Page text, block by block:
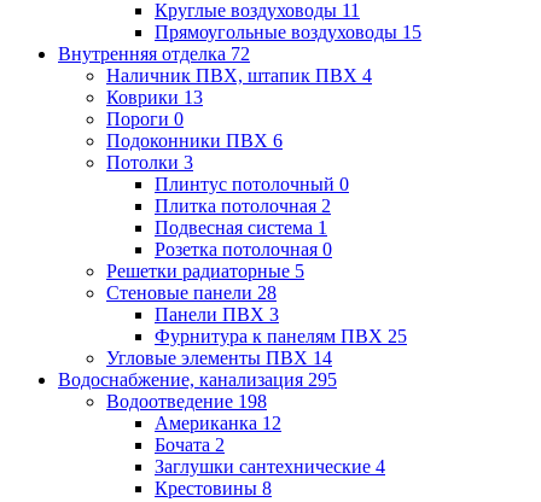
Круглые воздуховоды 11
Прямоугольные воздуховоды 15
Внутренняя отделка 72
Наличник ПВХ, штапик ПВХ 4
Коврики 13
Пороги 0
Подоконники ПВХ 6
Потолки 3
Плинтус потолочный 0
Плитка потолочная 2
Подвесная система 1
Розетка потолочная 0
Решетки радиаторные 5
Стеновые панели 28
Панели ПВХ 3
Фурнитура к панелям ПВХ 25
Угловые элементы ПВХ 14
Водоснабжение, канализация 295
Водоотведение 198
Американка 12
Бочата 2
Заглушки сантехнические 4
Крестовины 8